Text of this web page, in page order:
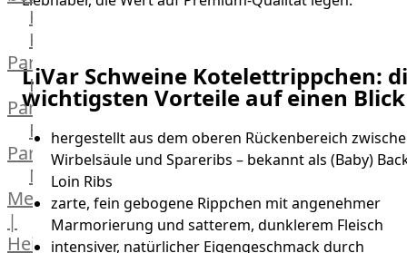
Karriere
Kochschul-
Partner
Depot-
Partner
Frischetheken-
Partner
Männer
Metzger
|
Heinsberg
LiVar Schweine Kotelettrippchen:
wichtigsten Vorteile auf einen Blick
hergestellt aus dem oberen Rückenbereich
Wirbelsäule und Spareribs – bekannt als (Baby)
Loin Ribs
zarte, fein gebogene Rippchen mit angenehmer
Marmorierung und satterem, dunklerem Fleisch
intensiver, natürlicher Eigengeschmack durch